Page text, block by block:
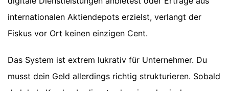
internationalen Aktiendepots erzielst, verlangt der
Fiskus vor Ort keinen einzigen Cent.
Das System ist extrem lukrativ für Unternehmer. Du
musst dein Geld allerdings richtig strukturieren. Sobald